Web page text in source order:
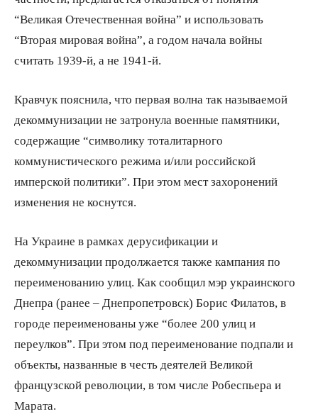
“Великая Отечественная война” и использовать
“Вторая мировая война”, а годом начала войны
считать 1939-й, а не 1941-й.
Кравчук пояснила, что первая волна так называемой
декоммунизации не затронула военные памятники,
содержащие “символику тоталитарного
коммунистического режима и/или российской
имперской политики”. При этом мест захоронений
изменения не коснутся.
На Украине в рамках дерусификации и
декоммунизации продолжается также кампания по
переименованию улиц. Как сообщил мэр украинского
Днепра (ранее – Днепропетровск) Борис Филатов, в
городе переименованы уже “более 200 улиц и
переулков”. При этом под переименование подпали и
объекты, названные в честь деятелей Великой
французской революции, в том числе Робеспьера и
Марата.